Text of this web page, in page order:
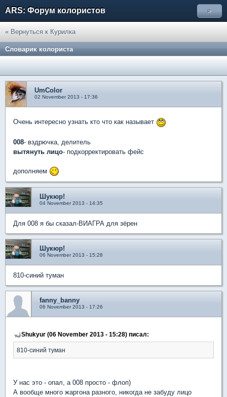
ARS: Форум колористов »
« Вернуться к Курилка
Словарик колориста
UmColor
02 November 2013 - 17:36
Очень интересно узнать кто что как называет
008- вздрючка, делитель
вытянуть лицо- подкорректировать фейс
дополняем
Шукюр!
04 November 2013 - 14:35
Для 008 я бы сказал-ВИАГРА для зёрен
Шукюр!
06 November 2013 - 15:28
810-синий туман
fanny_banny
06 November 2013 - 17:26
Shukyur (06 November 2013 - 15:28) писал:
810-синий туман
У нас это - опал, а 008 просто - флоп)
А вообще много жаргона разного, никогда не забуду лицо